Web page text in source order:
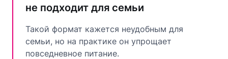
не подходит для семьи
Такой формат кажется неудобным для
семьи, но на практике он упрощает
повседневное питание.